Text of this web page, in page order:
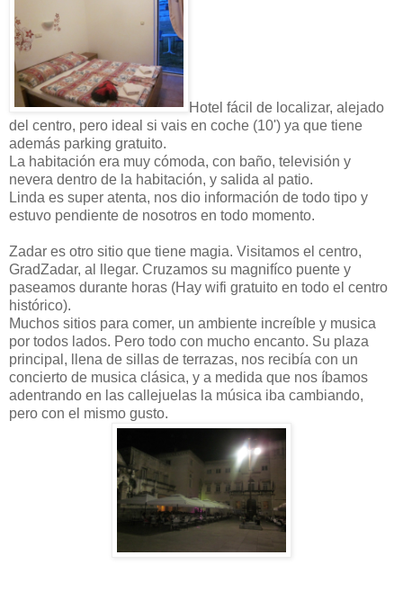
Hotel fácil de localizar, alejado
del centro, pero ideal si vais en coche (10') ya que tiene
además parking gratuito.
La habitación era muy cómoda, con baño, televisión y
nevera dentro de la habitación, y salida al patio.
Linda es super atenta, nos dio información de todo tipo y
estuvo pendiente de nosotros en todo momento.
Zadar es otro sitio que tiene magia. Visitamos el centro,
GradZadar, al llegar. Cruzamos su magnifíco puente y
paseamos durante horas (Hay wifi gratuito en todo el centro
histórico).
Muchos sitios para comer, un ambiente increíble y musica
por todos lados. Pero todo con mucho encanto. Su plaza
principal, llena de sillas de terrazas, nos recibía con un
concierto de musica clásica, y a medida que nos íbamos
adentrando en las callejuelas la música iba cambiando,
pero con el mismo gusto.